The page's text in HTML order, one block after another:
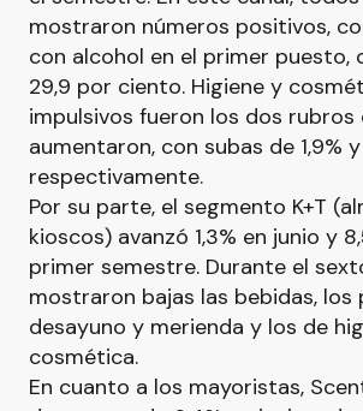
mostraron números positivos,
con alcohol en el primer puesto,
29,9 por ciento. Higiene y
impulsivos fueron los dos rubros
aumentaron, con subas de 1,9% y
respectivamente.
Por su parte, el segmento K+T
kioscos) avanzó 1,3% en junio y
primer semestre. Durante el
mostraron bajas las bebidas,
desayuno y merienda y los de
cosmética.
En cuanto a los mayoristas,